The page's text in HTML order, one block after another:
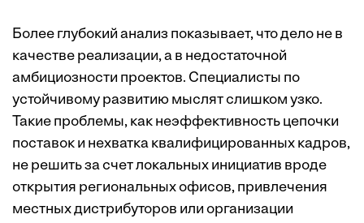
Более глубокий анализ показывает, что дело не в
качестве реализации, а в недостаточной
амбициозности проектов. Специалисты по
устойчивому развитию мыслят слишком узко.
Такие проблемы, как неэффективность цепочки
поставок и нехватка квалифицированных кад­ров,
не решить за счет локальных инициатив вроде
открытия региональных офисов, привлечения
местных дистрибуторов или организации